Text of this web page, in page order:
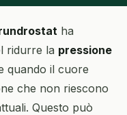
ha
ridurre la pressione
quando il cuore
che non riescono
Questo può